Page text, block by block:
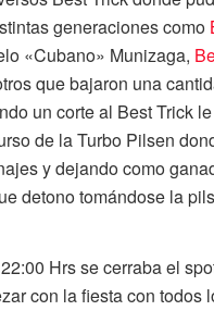
generaciones como
«Cubano» Munizaga,
que bajaron una
un corte al Best Trick
de la Turbo Pilsen
y dejando como
detono tomándose la
Hrs se cerraba el
con la fiesta con todos